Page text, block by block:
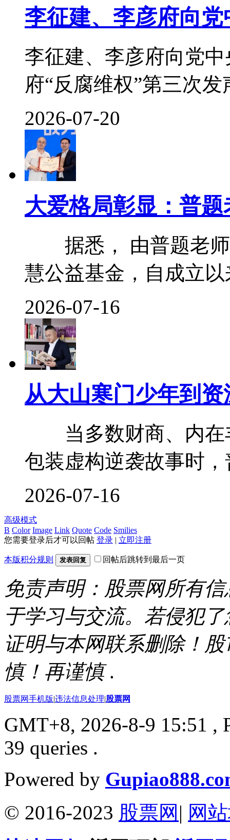
李征建、李彦府向
李征建、李彦府向党
府“反腐维权”第三次发
2026-07-20
大爱格局彰显：普
据悉， 由普题老师
慧公益基金，自成立以
2026-07-16
从大山寒门少年到
当多数财商、内在
包装虚构逆袭故事时
2026-07-16
高级模式
B Color Image Link Quote Code Smilies
您需要登录后才可以回帖 登录 | 立即注册
本版积分规则 发表回复 回帖后跳转到最后一页
免责声明：股票网所有
于学习与交流。若侵犯
证明与本网联系删除！
慎！再谨慎 .
股票网手机版|违法信息处理|股票网
GMT+8, 2026-8-9 15:51 ,
39 queries .
Powered by
© 2016-2023 股票网 | 网